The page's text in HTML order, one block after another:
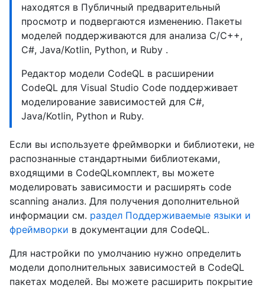
находятся в Публичный предварительный
просмотр и подвергаются изменению. Пакеты
моделей поддерживаются для анализа C/C++,
C#, Java/Kotlin, Python, и Ruby .
Редактор модели CodeQL в расширении
CodeQL для Visual Studio Code поддерживает
моделирование зависимостей для C#,
Java/Kotlin, Python и Ruby.
Если вы используете фреймворки и библиотеки, не
распознанные стандартными библиотеками,
входящими в CodeQLкомплект, вы можете
моделировать зависимости и расширять code
scanning анализ. Для получения дополнительной
информации см. раздел Поддерживаемые языки и
фреймворки в документации для CodeQL.
Для настройки по умолчанию нужно определить
модели дополнительных зависимостей в CodeQL
пакетах моделей. Вы можете расширить покрытие